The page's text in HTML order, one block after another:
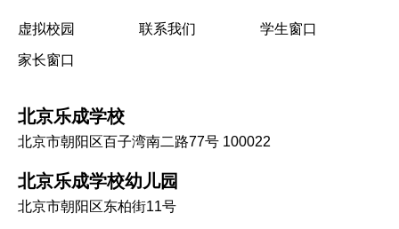
虚拟校园 联系我们 学生窗口
家长窗口
北京乐成学校
北京市朝阳区百子湾南二路77号 100022
北京乐成学校幼儿园
北京市朝阳区东柏街11号